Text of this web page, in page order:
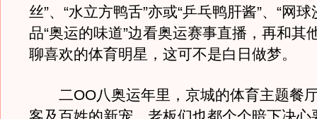
丝”、“水立方鸭舌”亦或“乒乓鸭肝酱”、“网球
品“奥运的味道”边看奥运赛事直播，再和其
聊喜欢的体育明星，这可不是白日做梦。
二OO八奥运年里，京城的体育主题餐